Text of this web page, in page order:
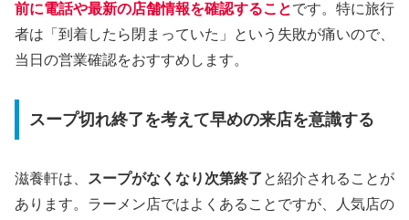
前に電話や最新の店舗情報を確認することです。特に旅行
者は「到着したら閉まっていた」という失敗が痛いので、
当日の営業確認をおすすめします。
スープ切れ終了を考えて早めの来店を意識する
滋養軒は、 スープがなくなり次第終了と紹介されることが
あります。ラーメン店ではよくあることですが、人気店の